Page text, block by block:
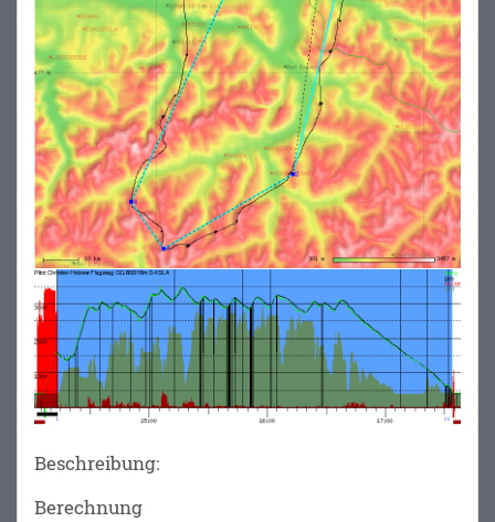
Beschreibung:
Berechnung